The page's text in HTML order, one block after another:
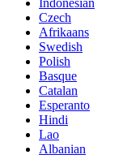
Indonesian
Czech
Afrikaans
Swedish
Polish
Basque
Catalan
Esperanto
Hindi
Lao
Albanian